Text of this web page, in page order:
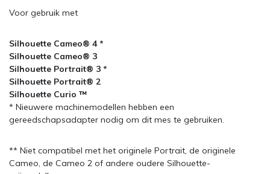
Voor gebruik met
Silhouette Cameo® 4 *
Silhouette Cameo® 3
Silhouette Portrait® 3 *
Silhouette Portrait® 2
Silhouette Curio ™
* Nieuwere machinemodellen hebben een
gereedschapsadapter nodig om dit mes te gebruiken.
** Niet compatibel met het originele Portrait, de originele
Cameo, de Cameo 2 of andere oudere Silhouette-